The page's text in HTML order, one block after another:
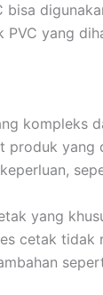
yang
kompleks
produk
yang
cetak tidak